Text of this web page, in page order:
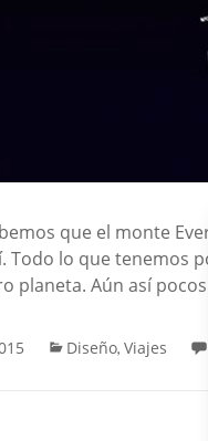
que el monte
Todo lo que tenemos
planeta. Aún así
Diseño, Viajes